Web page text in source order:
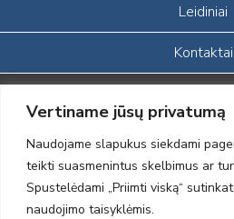
Vertiname jūsų privatumą
Naudojame slapukus siekdami
teikti suasmenintus skelbimus ar
Spustelėdami „Priimti viską“
naudojimo taisyklėmis.
Leidiniai
Kontaktai
Portalas sukurtas įgyvendinant Lietuvos
ekonominės erdvės ir Norvegijos
finansuojamą paprojektį
„LOD visuomeninės /gamtosauginės
formavimas įtraukiant visuomenę į
(paprojekčio
įgyvendinimo sutarties numeris 2004-